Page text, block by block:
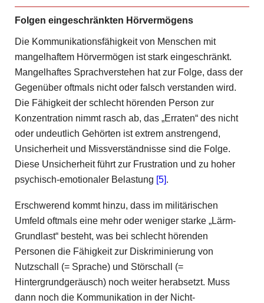
Folgen eingeschränkten Hörvermögens
Die Kommunikationsfähigkeit von Menschen mit
mangelhaftem Hörvermögen ist stark eingeschränkt.
Mangelhaftes Sprachverstehen hat zur Folge, dass der
Gegenüber oftmals nicht oder falsch verstanden wird.
Die Fähigkeit der schlecht hörenden Person zur
Konzentration nimmt rasch ab, das „Erraten“ des nicht
oder undeutlich Gehörten ist extrem anstrengend,
Unsicherheit und Missverständnisse sind die Folge.
Diese Unsicherheit führt zur Frustration und zu hoher
psychisch-emotionaler Belastung [5].
Erschwerend kommt hinzu, dass im militärischen
Umfeld oftmals eine mehr oder weniger starke „Lärm-
Grundlast“ besteht, was bei schlecht hörenden
Personen die Fähigkeit zur Diskriminierung von
Nutzschall (= Sprache) und Störschall (=
Hintergrundgeräusch) noch weiter herabsetzt. Muss
dann noch die Kommunikation in der Nicht-